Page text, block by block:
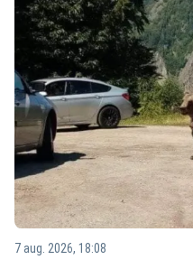
7 aug. 2026, 18:08